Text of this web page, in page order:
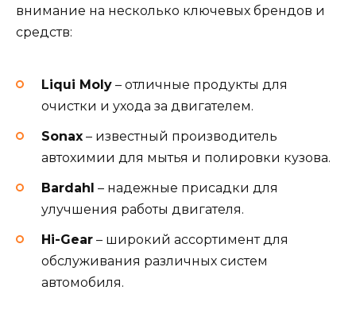
внимание на несколько ключевых брендов и
средств:
Liqui Moly – отличные продукты для
очистки и ухода за двигателем.
Sonax – известный производитель
автохимии для мытья и полировки кузова.
Bardahl – надежные присадки для
улучшения работы двигателя.
Hi-Gear – широкий ассортимент для
обслуживания различных систем
автомобиля.